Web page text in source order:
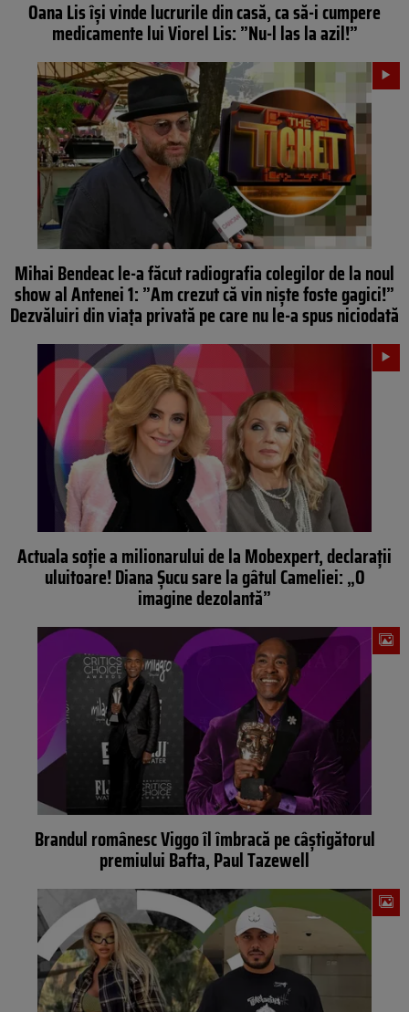
Oana Lis își vinde lucrurile din casă, ca să-i cumpere
medicamente lui Viorel Lis: ”Nu-l las la azil!”
Mihai Bendeac le-a făcut radiografia colegilor de la noul
show al Antenei 1: ”Am crezut că vin niște foste gagici!”
Dezvăluiri din viața privată pe care nu le-a spus niciodată
Actuala soţie a milionarului de la Mobexpert, declaraţii
uluitoare! Diana Şucu sare la gâtul Cameliei: „O
imagine dezolantă”
Brandul românesc Viggo îl îmbracă pe câștigătorul
premiului Bafta, Paul Tazewell